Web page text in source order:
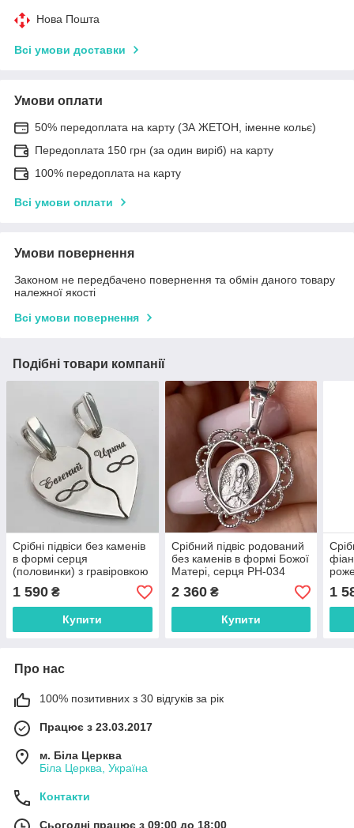
Нова Пошта
Всі умови доставки
Умови оплати
50% передоплата на карту (ЗА ЖЕТОН, іменне кольє)
Передоплата 150 грн (за один виріб) на карту
100% передоплата на карту
Всі умови оплати
Умови повернення
Законом не передбачено повернення та обмін даного товару
належної якості
Всі умови повернення
Подібні товари компанії
Срібні підвіси без каменів
в формі серця
(половинки) з гравіровкою
ПЛ-210
1 590 ₴
Купити
Срібний підвіс родований
без каменів в формі Божої
Матері, серця РН-034
2 360₴
Купити
ПЛ-
1
Про нас
100% позитивних з 30 відгуків за рік
Працює з 23.03.2017
м. Біла Церква
Біла Церква, Україна
Контакти
Сьогодні працює з 09:00 до 18:00